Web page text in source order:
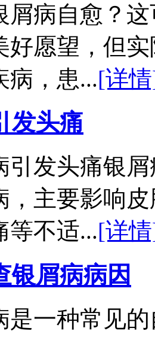
屑病自愈？
好愿望，但
病，患...[详
发头痛
引发头痛银
，主要影响
等不适...[详
银屑病病因
是一种常见